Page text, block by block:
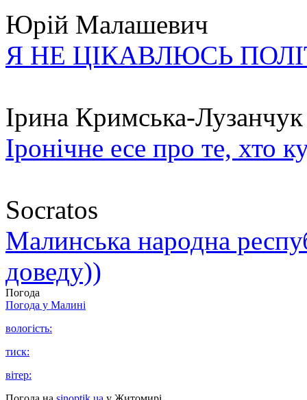
Юрій Малашевич
Я НЕ ЦІКАВЛЮСЬ
Ірина Кримська-Лузанчук
Іронічне есе про те, хто
Socratos
Малинська народна
доведу))
Погода
Погода у Малині
вологість:
тиск:
вітер: